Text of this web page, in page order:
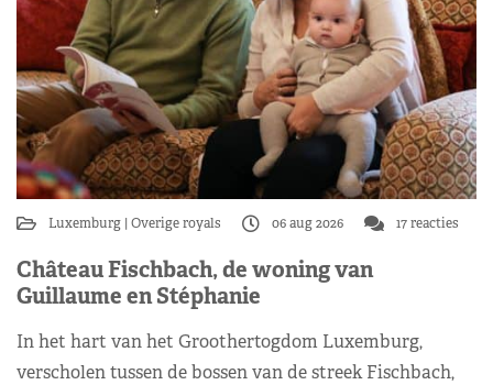
Luxemburg Overige royals 06 aug 2026 17 reacties
Château Fischbach, de woning van
Guillaume en Stéphanie
In het hart van het Groothertogdom Luxemburg,
verscholen tussen de bossen van de streek Fischbach,